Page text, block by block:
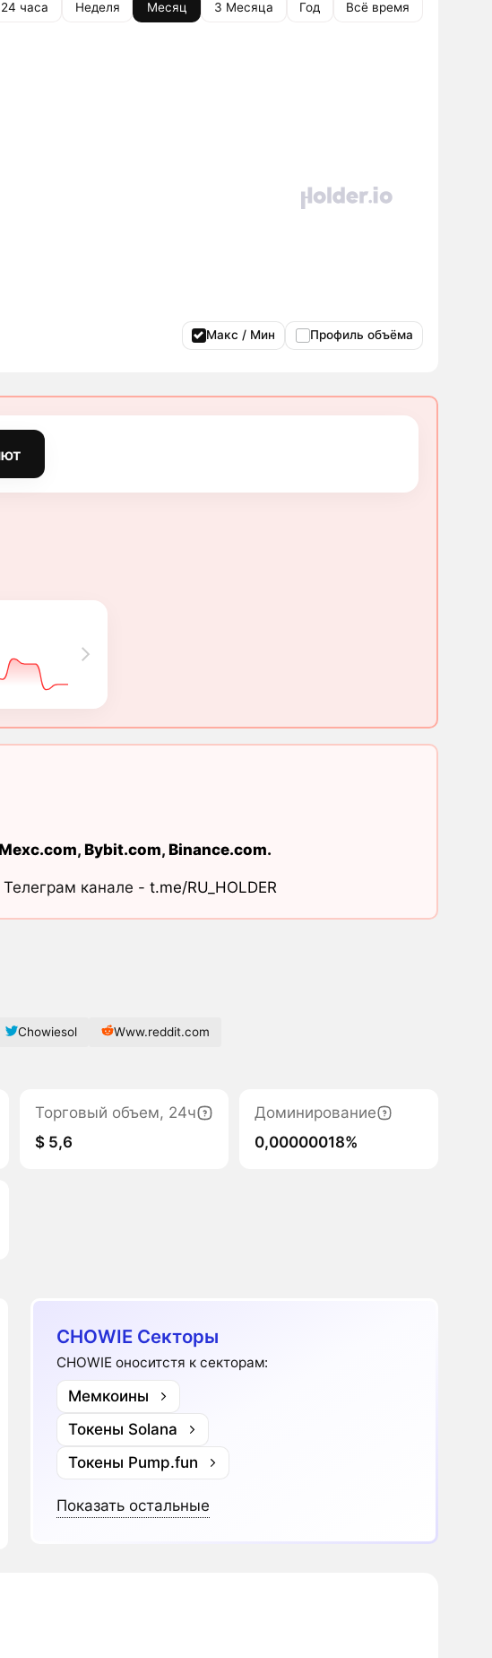
24 часа Неделя Месяц 3 Месяца Год Всё время
Макс / Мин Профиль объёма
Mexc.com, Bybit.com, Binance.com.
канале - t.me/RU_HOLDER
Chowiesol Www.reddit.com
Торговый объем, 24ч
$ 5,6
Доминирование
0,00000018%
CHOWIE Секторы
CHOWIE оноситстя к секторам:
Мемкоины
Токены Solana
Токены Pump.fun
Показать остальные